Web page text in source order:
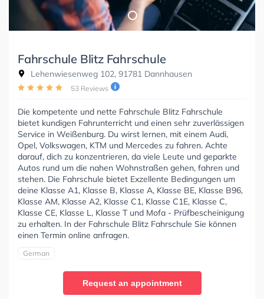
Fahrschule Blitz Fahrschule
Lehenwiesenweg 102, 91781 Dannhausen
53 Reviews
Die kompetente und nette Fahrschule Blitz Fahrschule
bietet kundigen Fahrunterricht und einen sehr zuverlässigen
Service in Weißenburg. Du wirst lernen, mit einem Audi,
Opel, Volkswagen, KTM und Mercedes zu fahren. Achte
darauf, dich zu konzentrieren, da viele Leute und geparkte
Autos rund um die nahen Wohnstraßen gehen, fahren und
stehen. Die Fahrschule bietet Exzellente Bedingungen um
deine Klasse A1, Klasse B, Klasse A, Klasse BE, Klasse B96,
Klasse AM, Klasse A2, Klasse C1, Klasse C1E, Klasse C,
Klasse CE, Klasse L, Klasse T und Mofa - Prüfbescheinigung
zu erhalten. In der Fahrschule Blitz Fahrschule Sie können
einen Termin online anfragen.
German
Request an appointment